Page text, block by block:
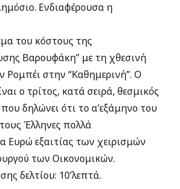
Ενδιαφέρουσα η
του κόστους της
Βαρουφάκη” με τη χθεσινή
Ρομπέι στην “Καθημερινή”. Ο
ο τρίτος, κατά σειρά, θεσμικός
δηλώνει ότι το α’εξάμηνο του
Έλληνες πολλά
Ευρώ εξαιτίας των χειρισμών
των Οικονομικών.
δελτίου: 10’λεπτά.